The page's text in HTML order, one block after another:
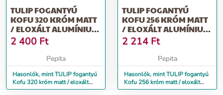
TULIP FOGANTYÚ
KOFU 320 KRÓM MATT
/ ELOXÁLT ALUMÍNIUM
+ CSAVAROK
2 400 Ft
Pepita
Hasonlók, mint TULIP fogantyú
Kofu 320 króm matt / eloxált
alumínium + csavarok
TULIP FOGANTYÚ
KOFU 256 KRÓM MATT
/ ELOXÁLT ALUMÍNIUM
+ CSAVAROK
2 214 Ft
Pepita
Hasonlók, mint TULIP fogantyú
Kofu 256 króm matt / eloxált
alumínium + csavarok